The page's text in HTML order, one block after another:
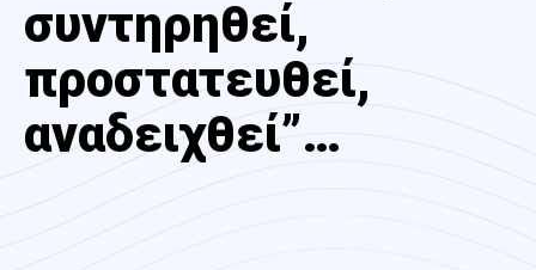
συντηρηθεί,
προστατευθεί,
αναδειχθεί”…